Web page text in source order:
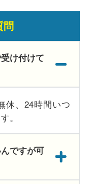
問
け付けて
休、24時間いつ
。
ですが可